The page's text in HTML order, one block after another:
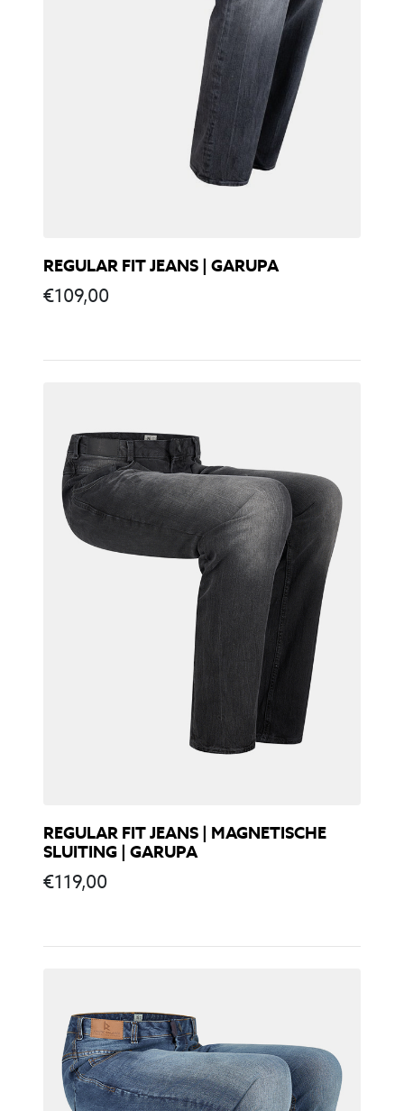
REGULAR FIT JEANS | GARUPA
€109,00
REGULAR FIT JEANS | MAGNETISCHE
SLUITING | GARUPA
€119,00